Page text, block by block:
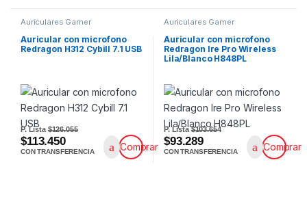
Auriculares Gamer
Auricular con microfono
Redragon H312 Cybill 7.1 USB
P. Lista$126.055
$113.450
CON TRANSFERENCIA Comprar
Auriculares Gamer
Auricular con microfono
Redragon Ire Pro Wireless
Lila/Blanco H848PL
P. Lista$103.654
$93.289
CON TRANSFERENCIA Comprar